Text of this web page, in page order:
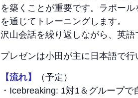
を築くことが重要です。ラポー
を通じてトレーニングします。
沢山会話を繰り返しながら、英語
プレゼンは小田が主に日本語で行
【流れ】
（予定）
・Icebreaking: 1対1＆グループで